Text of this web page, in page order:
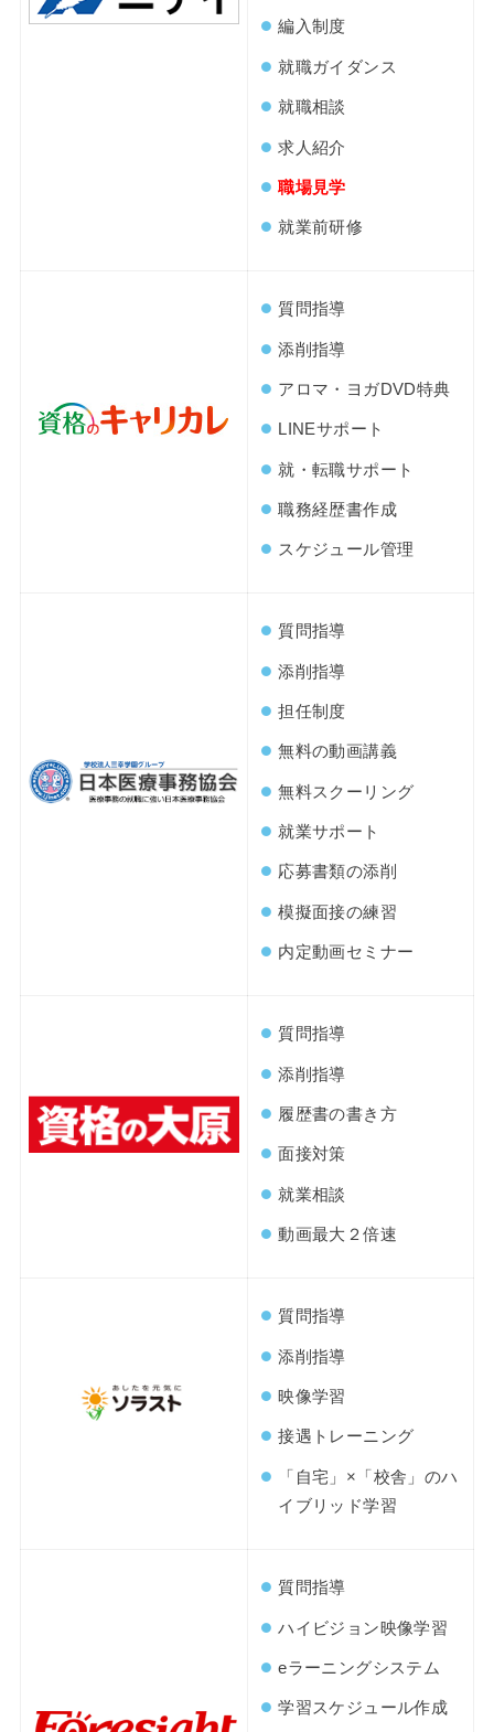
編入制度
就職ガイダンス
就職相談
求人紹介
職場見学
就業前研修
質問指導
添削指導
アロマ・ヨガDVD特典
LINEサポート
就・転職サポート
職務経歴書作成
スケジュール管理
質問指導
添削指導
担任制度
無料の動画講義
無料スクーリング
就業サポート
応募書類の添削
模擬面接の練習
内定動画セミナー
質問指導
添削指導
履歴書の書き方
面接対策
就業相談
動画最大２倍速
質問指導
添削指導
映像学習
接遇トレーニング
「自宅」×「校舎」のハ
イブリッド学習
質問指導
ハイビジョン映像学習
eラーニングシステム
学習スケジュール作成